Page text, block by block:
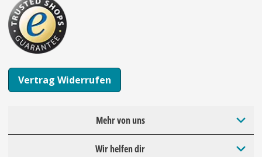
Vertrag Widerrufen
Mehr von uns
Wir helfen dir